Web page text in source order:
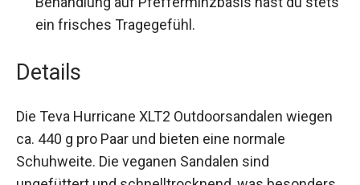
stets ein frisches Tragegefühl.
Details
wiegen ca. 440 g pro Paar und bieten eine
normale Schuhweite. Die veganen Sandalen sind
ungefüttert und schnelltrocknend, was